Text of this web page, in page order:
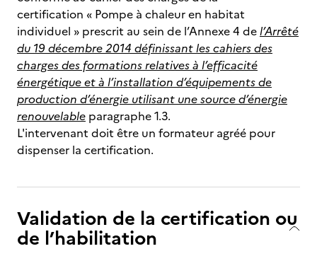
certification « Pompe à chaleur en habitat
individuel » prescrit au sein de l’Annexe 4 del’Arrêté
du 19 décembre 2014 définissant les cahiers des
charges des formations relatives à l’efficacité
énergétique et à l’installation d’équipements de
production d’énergie utilisant une source d’énergie
renouvelable paragraphe 1.3.
L'intervenant doit être un formateur agréé pour
dispenser la certification.
Validation de la certification ou
de l’habilitation